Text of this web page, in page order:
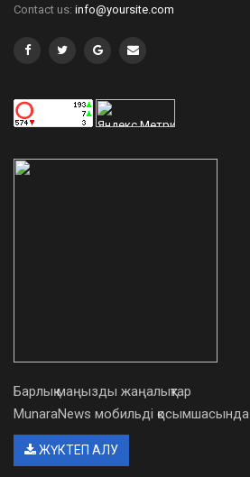
Contact us: info@yoursite.com
Барлық маңызды жаңалықтар
MunaraNews мобильді қосымшасында
ЖҮКТЕП АЛУ